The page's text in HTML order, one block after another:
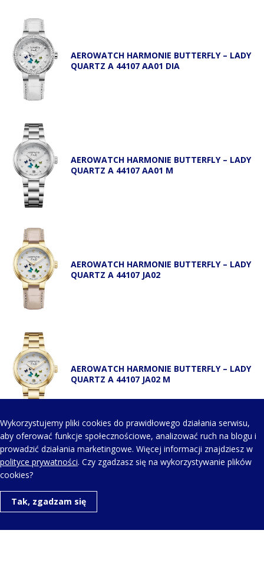
AEROWATCH HARMONIE BUTTERFLY – LADY
QUARTZ A 44107 AA01 DIA
AEROWATCH HARMONIE BUTTERFLY – LADY
QUARTZ A 44107 AA01 M
AEROWATCH HARMONIE BUTTERFLY – LADY
QUARTZ A 44107 JA02
AEROWATCH HARMONIE BUTTERFLY – LADY
QUARTZ A 44107 JA02 M
KONTAKT Z NAMI
Telefon kontaktowy:
+48 123 454 514
Wykorzystujemy pliki cookies do prawidłowego działania serwisu,
aby oferować funkcje społecznościowe, analizować ruch na blogu i
prowadzić działania marketingowe. Więcej informacji znajdziesz w
polityce prywatności. Czy zgadzasz się na wykorzystywanie plików
cookies?
Tak, zgadzam się